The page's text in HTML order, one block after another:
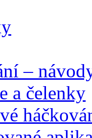
–
a čelenky